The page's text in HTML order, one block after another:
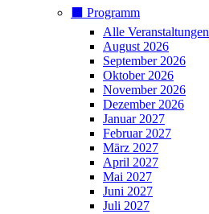
⬛️ Programm
Alle Veranstaltungen
August 2026
September 2026
Oktober 2026
November 2026
Dezember 2026
Januar 2027
Februar 2027
März 2027
April 2027
Mai 2027
Juni 2027
Juli 2027